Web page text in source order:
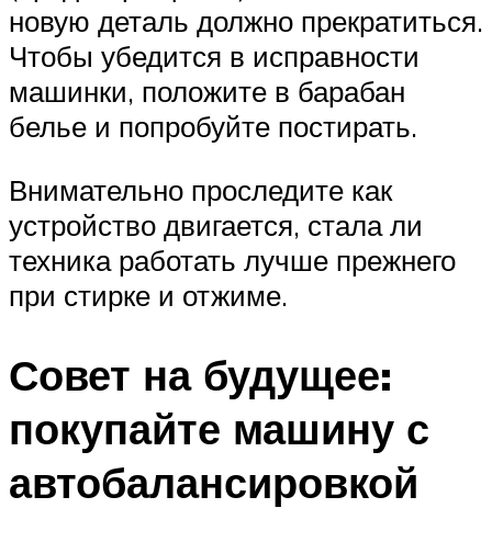
новую деталь должно прекратиться.
Чтобы убедится в исправности
машинки, положите в барабан
белье и попробуйте постирать.
Внимательно проследите как
устройство двигается, стала ли
техника работать лучше прежнего
при стирке и отжиме.
Совет на будущее:
покупайте машину с
автобалансировкой